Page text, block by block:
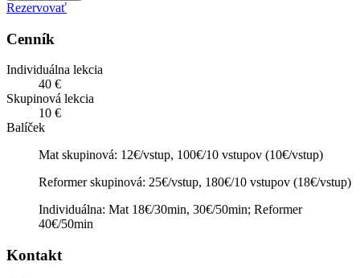
Rezervovať
Cenník
Individuálna lekcia
40 €
Skupinová lekcia
10 €
Balíček
Mat skupinová: 12€/vstup, 100€/10 vstupov (10€/vstup)
Reformer skupinová: 25€/vstup, 180€/10 vstupov (18€/vstup)
Individuálna: Mat 18€/30min, 30€/50min; Reformer
40€/50min
Kontakt